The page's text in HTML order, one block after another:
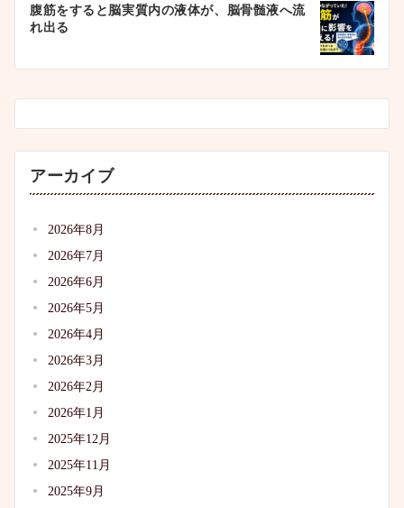
ン
腹筋をすると脳実質内の液体が、脳骨髄液へ流
れ出る
アーカイブ
2026年8月
2026年7月
2026年6月
2026年5月
2026年4月
2026年3月
2026年2月
2026年1月
2025年12月
2025年11月
2025年9月